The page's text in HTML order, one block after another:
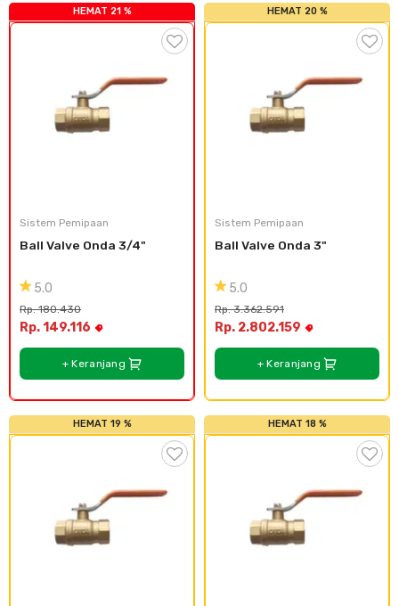
HEMAT 21 %
Sistem Pemipaan
Ball Valve Onda 3/4"
5.0
Rp. 180.430
Rp. 149.116
+ Keranjang
HEMAT 20 %
Sistem Pemipaan
Ball Valve Onda 3"
5.0
Rp. 3.362.591
Rp. 2.802.159
+ Keranjang
HEMAT 19 % HEMAT 18 %